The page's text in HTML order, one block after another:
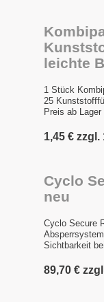
leichte
1 Stück
25
Preis ab Lager
1,45 € zzgl.
Cyclo
neu
Cyclo Secure
Sichtbarkeit
89,70 €